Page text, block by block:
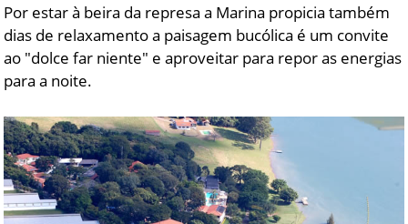
Por estar à beira da represa a Marina propicia também
dias de relaxamento a paisagem bucólica é um convite
ao "dolce far niente" e aproveitar para repor as energias
para a noite.